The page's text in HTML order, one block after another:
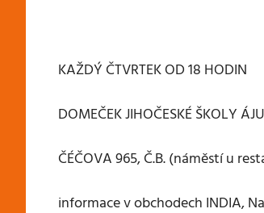
KAŽDÝ ČTVRTEK OD 18 HODIN
DOMEČEK JIHOČESKÉ ŠKOLY
ČÉČOVA 965, Č.B. (náměstí u
informace v obchodech INDIA,